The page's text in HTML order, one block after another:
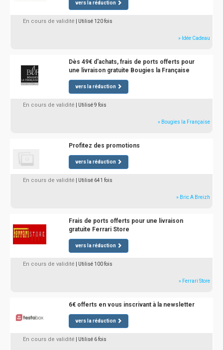
vers la réduction
En cours de validité | Utilisé 120 fois
» Idée Cadeau
Dès 49€ d'achats, frais de ports offerts pour
une livraison gratuite Bougies la Française
vers la réduction
En cours de validité | Utilisé 9 fois
» Bougies la Française
Profitez des promotions
vers la réduction
En cours de validité | Utilisé 641 fois
» Bric A Breizh
Frais de ports offerts pour une livraison
gratuite Ferrari Store
vers la réduction
En cours de validité | Utilisé 100 fois
» Ferrari Store
6€ offerts en vous inscrivant à la newsletter
vers la réduction
En cours de validité | Utilisé 6 fois